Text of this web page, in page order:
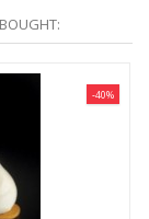
-40%